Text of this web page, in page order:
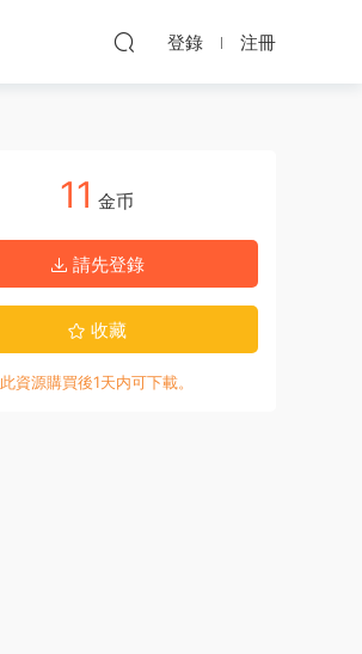
登錄 注冊
11 金币
請先登錄
收藏
此資源購買後1天内可下載。